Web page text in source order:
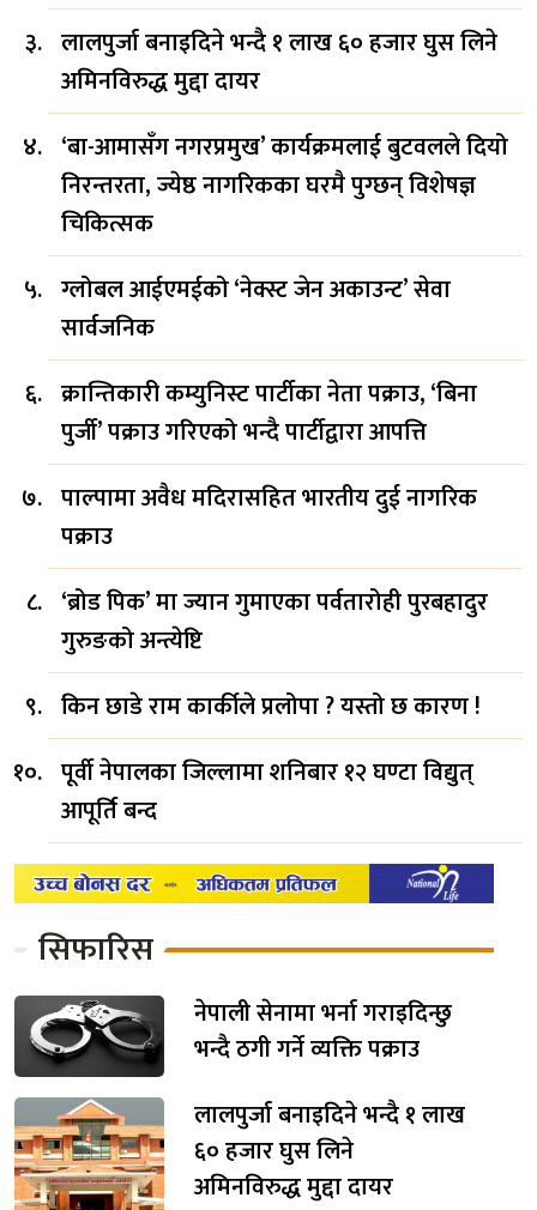
लालपुर्जा बनाइदिने भन्दै १ लाख ६० हजार घुस लिने
अमिनविरुद्ध मुद्दा दायर
‘बा-आमासँग नगरप्रमुख’ कार्यक्रमलाई बुटवलले दियो
निरन्तरता, ज्येष्ठ नागरिकका घरमै पुग्छन् विशेषज्ञ
चिकित्सक
ग्लोबल आईएमईको ‘नेक्स्ट जेन अकाउन्ट’ सेवा
सार्वजनिक
क्रान्तिकारी कम्युनिस्ट पार्टीका नेता पक्राउ, ‘बिना
पुर्जी’ पक्राउ गरिएको भन्दै पार्टीद्वारा आपत्ति
पाल्पामा अवैध मदिरासहित भारतीय दुई नागरिक
पक्राउ
‘ब्रोड पिक’ मा ज्यान गुमाएका पर्वतारोही पुरबहादुर
गुरुङको अन्त्येष्टि
किन छाडे राम कार्कीले प्रलोपा ? यस्तो छ कारण !
पूर्वी नेपालका जिल्लामा शनिबार १२ घण्टा विद्युत्
आपूर्ति बन्द
सिफारिस
नेपाली सेनामा भर्ना गराइदिन्छु
भन्दै ठगी गर्ने व्यक्ति पक्राउ
लालपुर्जा बनाइदिने भन्दै १ लाख
६० हजार घुस लिने
अमिनविरुद्ध मुद्दा दायर